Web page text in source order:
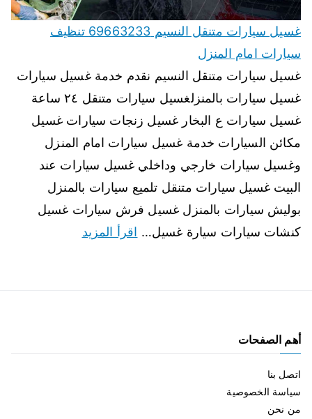
غسيل سيارات متنقل النسيم 69663233 تنظيف
سيارات امام المنزل
غسيل سيارات متنقل النسيم نقدم خدمة غسيل سيارات
غسيل سيارات بالمنزلغسيل سيارات متنقل ٢٤ ساعة
غسيل سيارات ع البخار غسيل زنجات سيارات غسيل
مكائن السيارات خدمة غسيل سيارات امام المنزل
وغسيل سيارات خارجي وداخلي غسيل سيارات عند
البيت غسيل سيارات متنقل تلميع سيارات بالمنزل
بوليش سيارات بالمنزل غسيل فرش سيارات غسيل
كنشات سيارات سيارة غسيل… اقرأ المزيد
أهم الصفحات
اتصل بنا
سياسة الخصوصية
من نحن